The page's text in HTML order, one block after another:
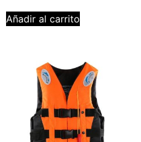
Añadir al carrito